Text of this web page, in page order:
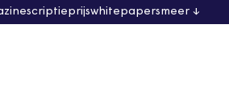
scriptieprijswhitepapersmeer